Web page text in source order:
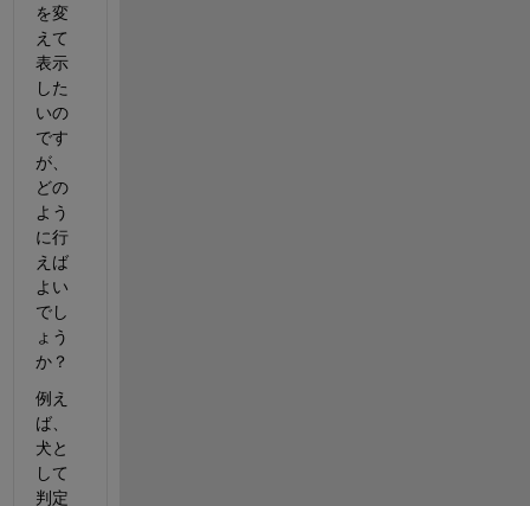
を変
えて
表示
した
いの
です
が、
どの
よう
に行
えば
よい
でし
ょう
か？
例え
ば、
犬と
して
判定